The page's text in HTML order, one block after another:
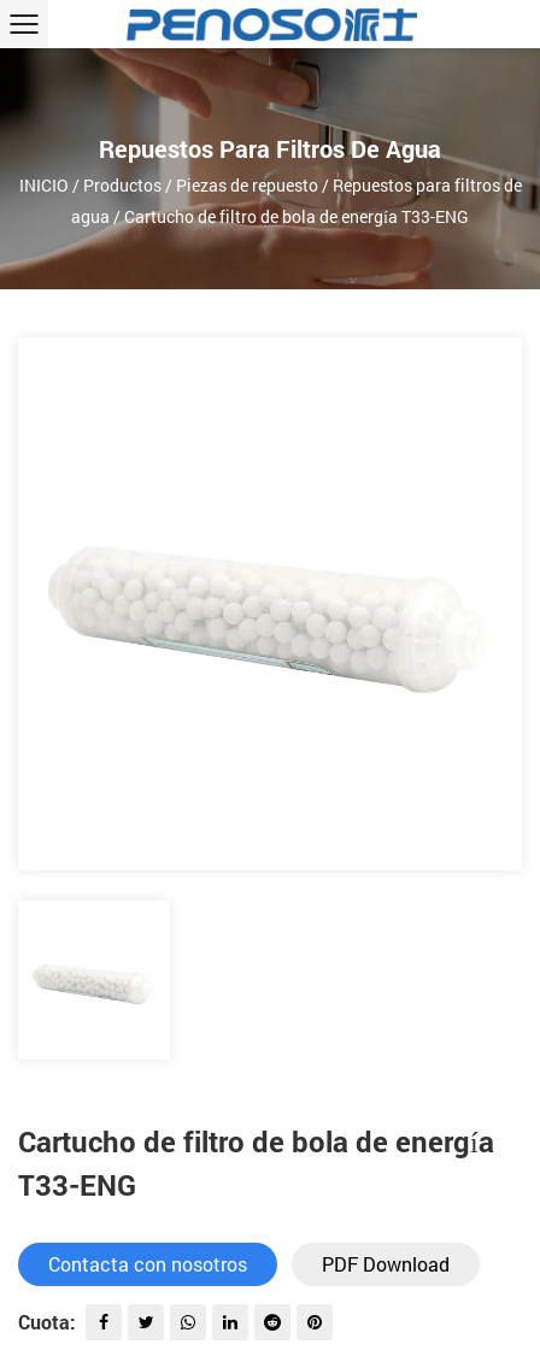
Repuestos Para Filtros De Agua
INICIO / Productos/ Piezas de repuesto/ Repuestos para filtros de
agua /Cartucho de filtro de bola de energía T33-ENG
Cartucho de filtro de bola de energía
T33-ENG
Contacta con nosotros PDF Download
Cuota: